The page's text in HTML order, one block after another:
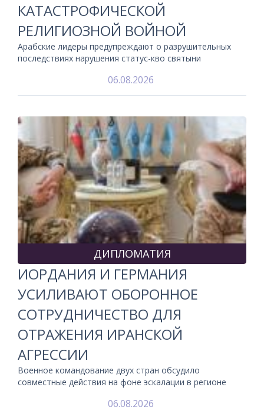
КАТАСТРОФИЧЕСКОЙ
РЕЛИГИОЗНОЙ ВОЙНОЙ
Арабские лидеры предупреждают о разрушительных
последствиях нарушения статус-кво святыни
06.08.2026
ДИПЛОМАТИЯ
ИОРДАНИЯ И ГЕРМАНИЯ
УСИЛИВАЮТ ОБОРОННОЕ
СОТРУДНИЧЕСТВО ДЛЯ
ОТРАЖЕНИЯ ИРАНСКОЙ
АГРЕССИИ
Военное командование двух стран обсудило
совместные действия на фоне эскалации в регионе
06.08.2026